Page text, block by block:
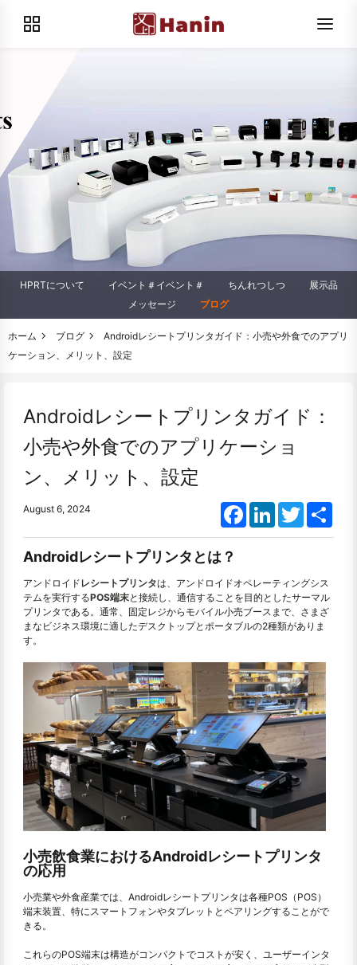
HPRTについて イベント＃イベント＃ ちんれつしつ
展示品
メッセージ
ブログ
ホーム ブログ
Androidレシートプリンタガイド：小売や外食でのアプリ
ケーション、メリット、設定
Androidレシートプリンタガイド：
小売や外食でのアプリケーショ
ン、メリット、設定
August 6, 2024 FacebookLinkedInTwitter
Androidレシートプリンタとは？
アンドロイドレシートプリンタは、アンドロイドオペレーティングシス
テムを実行するPOS端末と接続し、通信することを目的としたサーマル
プリンタである。通常、固定レジからモバイル小売ブースまで、さまざ
まなビジネス環境に適したデスクトップとポータブルの2種類がありま
す。
小売飲食業におけるAndroidレシートプリンタ
の応用
小売業や外食産業では、Androidレシートプリンタは各種POS（POS）
端末装置、特にスマートフォンやタブレットとペアリングすることがで
きる。
これらのPOS端末は構造がコンパクトでコストが安く、ユーザーインタ